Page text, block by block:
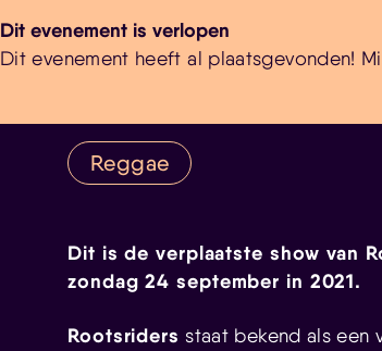
Dit evenement is verlopen
Dit evenement heeft al plaatsgevonden!
Reggae
Dit is de verplaatste show van
zondag 24 september in 2021.
Rootsriders staat bekend als een